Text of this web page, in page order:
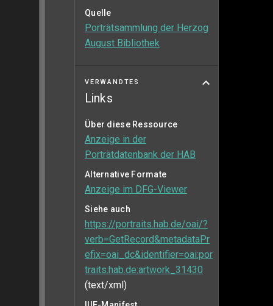
Quelle
Porträtsammlung der Herzog
August Bibliothek
VERWANDTES
Links
Über diese Ressource
Anzeige in der
Porträtdatenbank der HAB
Alternative Formate
Anzeige im DFG-Viewer
Siehe auch
https://portraits.hab.de/oai/?
verb=GetRecord&metadataPr
efix=oai_dc&identifier=oai:por
traits.hab.de:artwork_31430
(text/xml)